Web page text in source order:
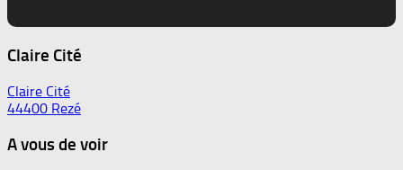
Claire Cité
Claire Cité
44400 Rezé
A vous de voir